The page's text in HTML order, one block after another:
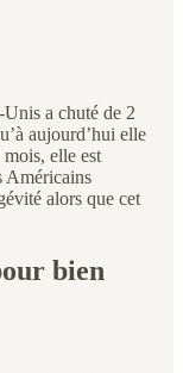
a chuté de 2
aujourd’hui elle
elle est
Américains
alors que cet
bien